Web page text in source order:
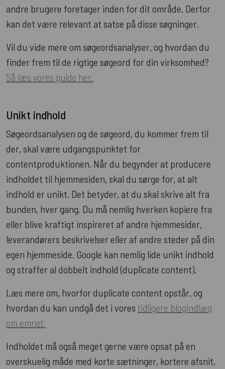
andre brugere foretager inden for dit område. Derfor
kan det være relevant at satse på disse søgninger.
Vil du vide mere om søgeordsanalyser, og hvordan du
finder frem til de rigtige søgeord for din virksomhed?
Så læs vores guide her.
Unikt indhold
Søgeordsanalysen og de søgeord, du kommer frem til
der, skal være udgangspunktet for
contentproduktionen. Når du begynder at producere
indholdet til hjemmesiden, skal du sørge for, at alt
indhold er unikt. Det betyder, at du skal skrive alt fra
bunden, hver gang. Du må nemlig hverken kopiere fra
eller blive kraftigt inspireret af andre hjemmesider,
leverandørers beskrivelser eller af andre steder på din
egen hjemmeside. Google kan nemlig lide unikt indhold
og straffer al dobbelt indhold (duplicate content).
Læs mere om, hvorfor duplicate content opstår, og
hvordan du kan undgå det i vores tidligere blogindlæg
om emnet
Indholdet må også meget gerne være opsat på en
overskuelig måde med korte sætninger, kortere afsnit,